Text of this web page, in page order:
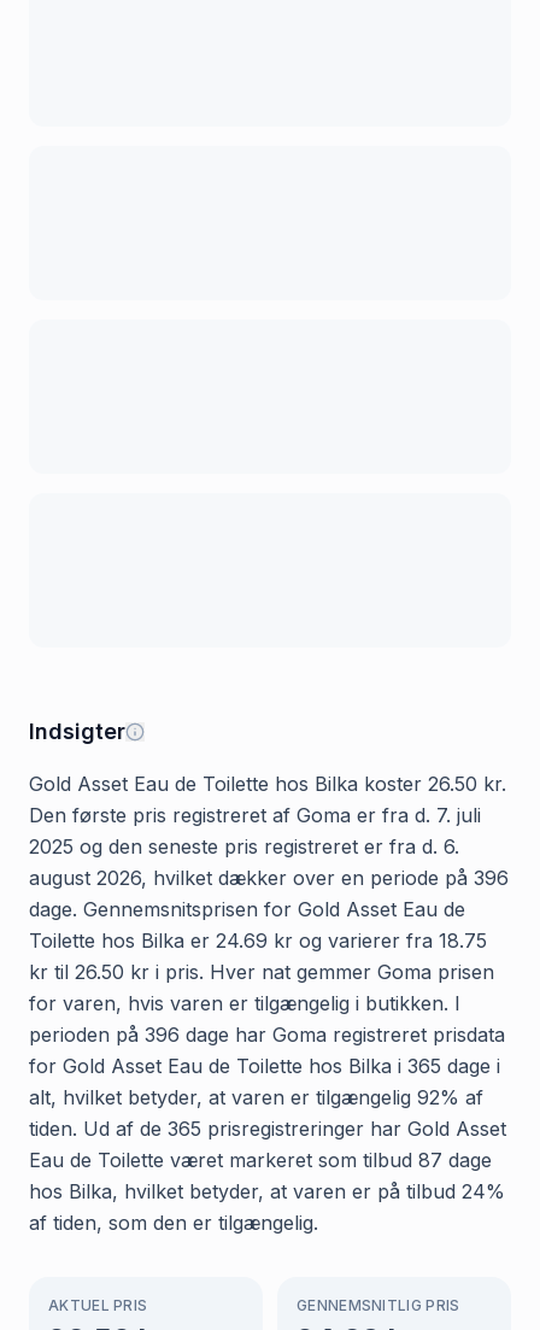
Indsigter
Gold Asset Eau de Toilette hos Bilka koster 26.50 kr.
Den første pris registreret af Goma er fra d. 7. juli
2025 og den seneste pris registreret er fra d. 6.
august 2026, hvilket dækker over en periode på 396
dage. Gennemsnitsprisen for Gold Asset Eau de
Toilette hos Bilka er 24.69 kr og varierer fra 18.75
kr til 26.50 kr i pris. Hver nat gemmer Goma prisen
for varen, hvis varen er tilgængelig i butikken. I
perioden på 396 dage har Goma registreret prisdata
for Gold Asset Eau de Toilette hos Bilka i 365 dage i
alt, hvilket betyder, at varen er tilgængelig 92% af
tiden. Ud af de 365 prisregistreringer har Gold Asset
Eau de Toilette været markeret som tilbud 87 dage
hos Bilka, hvilket betyder, at varen er på tilbud 24%
af tiden, som den er tilgængelig.
AKTUEL PRIS GENNEMSNITLIG PRIS